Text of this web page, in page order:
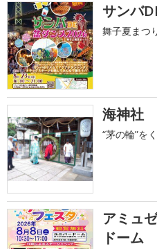
サンバ
舞子夏まつ
海神社
“茅の輪”を
アミュ
ドーム